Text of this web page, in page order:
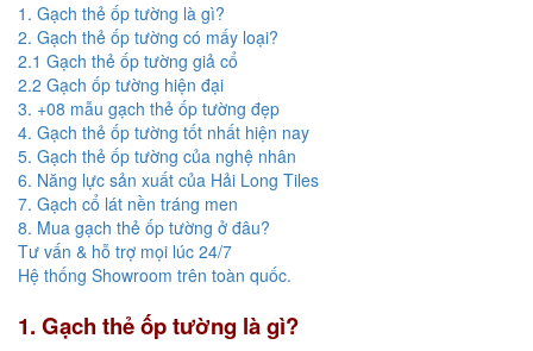
1. Gạch thẻ ốp tường là gì?
2. Gạch thẻ ốp tường có mấy loại?
2.1 Gạch thẻ ốp tường giả cổ
2.2 Gạch ốp tường hiện đại
3. +08 mẫu gạch thẻ ốp tường đẹp
4. Gạch thẻ ốp tường tốt nhất hiện nay
5. Gạch thẻ ốp tường của nghệ nhân
6. Năng lực sản xuất của Hải Long Tiles
7. Gạch cổ lát nền tráng men
8. Mua gạch thẻ ốp tường ở đâu?
Tư vấn & hỗ trợ mọi lúc 24/7
Hệ thống Showroom trên toàn quốc.
1. Gạch thẻ ốp tường là gì?